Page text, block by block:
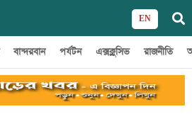
EN
বান্দরবান পর্যটন এক্সক্লুসিভ রাজনীতি